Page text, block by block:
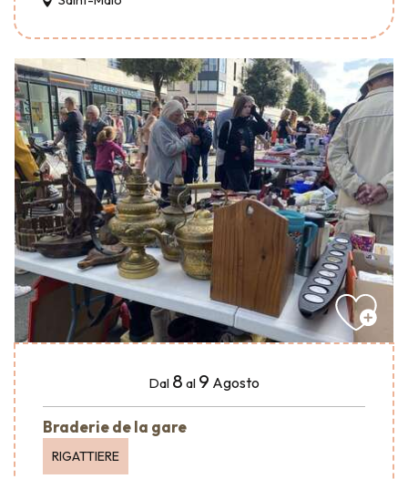
Dal 8 al 9 Agosto
Braderie de la gare
RIGATTIERE